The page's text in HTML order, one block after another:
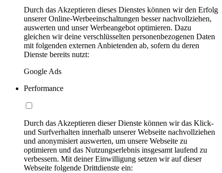
Durch das Akzeptieren dieses Dienstes können wir den Erfolg
unserer Online-Werbeeinschaltungen besser nachvollziehen,
auswerten und unser Werbeangebot optimieren. Dazu
gleichen wir deine verschlüsselten personenbezogenen Daten
mit folgenden externen Anbietenden ab, sofern du deren
Dienste bereits nutzt:
Google Ads
Performance
Durch das Akzeptieren dieser Dienste können wir das Klick-
und Surfverhalten innerhalb unserer Webseite nachvollziehen
und anonymisiert auswerten, um unsere Webseite zu
optimieren und das Nutzungserlebnis insgesamt laufend zu
verbessern. Mit deiner Einwilligung setzen wir auf dieser
Webseite folgende Drittdienste ein: